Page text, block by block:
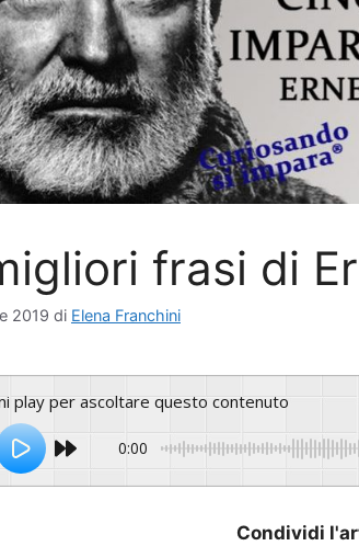
frasi di
2019 di Elena Franchini
play per ascoltare questo contenuto
0:00
Condividi